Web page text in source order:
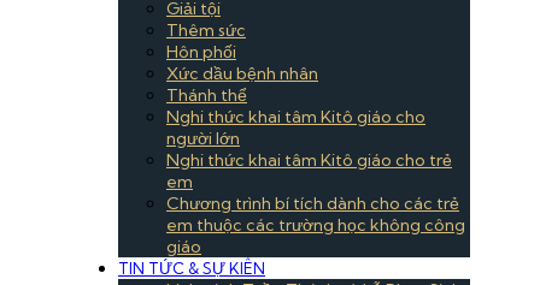
Giải tội
Thêm sức
Hôn phối
Xức dầu bệnh nhân
Thánh thể
Nghi thức khai tâm Kitô giáo cho
người lớn
Nghi thức khai tâm Kitô giáo cho trẻ
em
Chương trình bí tích dành cho các trẻ
em thuộc các trường học không công
giáo
TIN TỨC & SỰ KIÊN